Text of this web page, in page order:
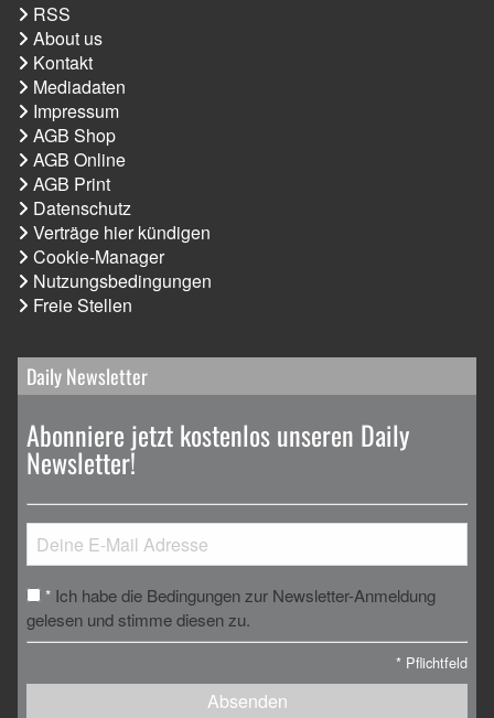
RSS
About us
Kontakt
Mediadaten
Impressum
AGB Shop
AGB Online
AGB Print
Datenschutz
Verträge hier kündigen
Cookie-Manager
Nutzungsbedingungen
Freie Stellen
Daily Newsletter
Abonniere jetzt kostenlos unseren Daily
Newsletter!
* Ich habe die Bedingungen zur Newsletter-Anmeldung
gelesen und stimme diesen zu.
* Pflichtfeld
Absenden